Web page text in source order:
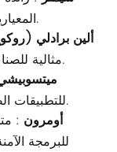
المعيارية، قوية في التحكم بالعمليات والصناعة 4.0.
ألين برادلي
مثالية للصناعات التحويلية المنفصلة وصناعات السيارات.
للتطبيقات الصغيرة والمتوسطة الحجم (شائعة في آسيا).
أومرون :
للبرمجة